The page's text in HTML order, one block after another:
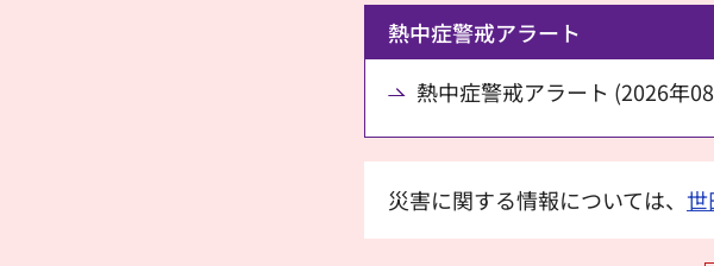
熱中症警戒アラート
熱中症警戒アラート (2026年
災害に関する情報については、 世